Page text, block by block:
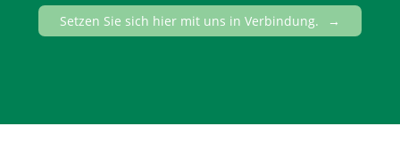
Setzen Sie sich hier mit uns in Verbindung.